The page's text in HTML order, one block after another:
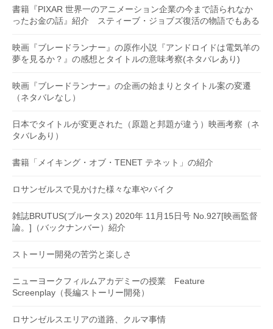
書籍『PIXAR 世界一のアニメーション企業の今まで語られなか
ったお金の話』紹介 スティーブ・ジョブズ復活の物語でもある
映画『ブレードランナー』の原作小説『アンドロイドは電気羊の
夢を見るか？』の感想とタイトルの意味考察(ネタバレあり)
映画『ブレードランナー』の企画の始まりとタイトル案の変遷
（ネタバレなし）
日本でタイトルが変更された（原題と邦題が違う）映画考察（ネ
タバレあり）
書籍「メイキング・オブ・TENET テネット」の紹介
ロサンゼルスで見かけた様々な車やバイク
雑誌BRUTUS(ブルータス) 2020年 11月15日号 No.927[映画監督
論。]（バックナンバー）紹介
ストーリー開発の苦労と楽しさ
ニューヨークフィルムアカデミーの授業 Feature
Screenplay（長編ストーリー開発）
ロサンゼルスエリアの道路、クルマ事情